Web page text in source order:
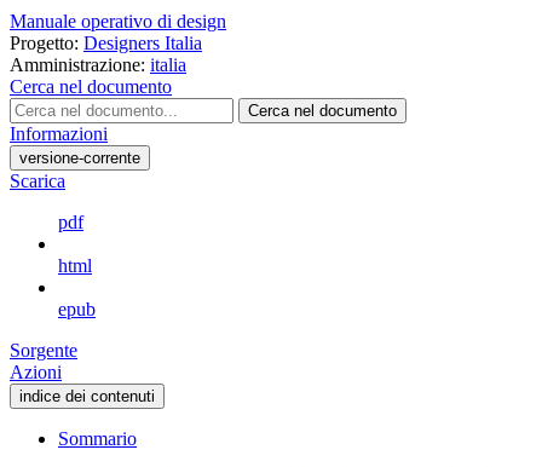
Manuale operativo di design
Progetto: Designers Italia
Amministrazione: italia
Cerca nel documento
Cerca nel documento
Informazioni
versione-corrente
Scarica
pdf
html
epub
Sorgente
Azioni
indice dei contenuti
Sommario